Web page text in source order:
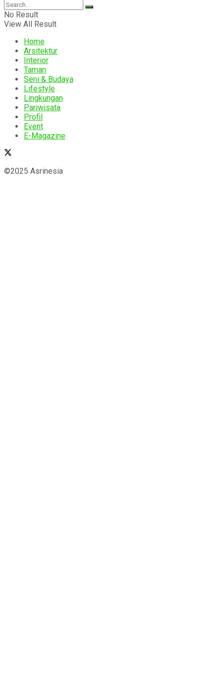
No Result
View All Result
Home
Arsitektur
Interior
Taman
Seni & Budaya
Lifestyle
Lingkungan
Pariwisata
Profil
Event
E-Magazine
©2025 Asrinesia